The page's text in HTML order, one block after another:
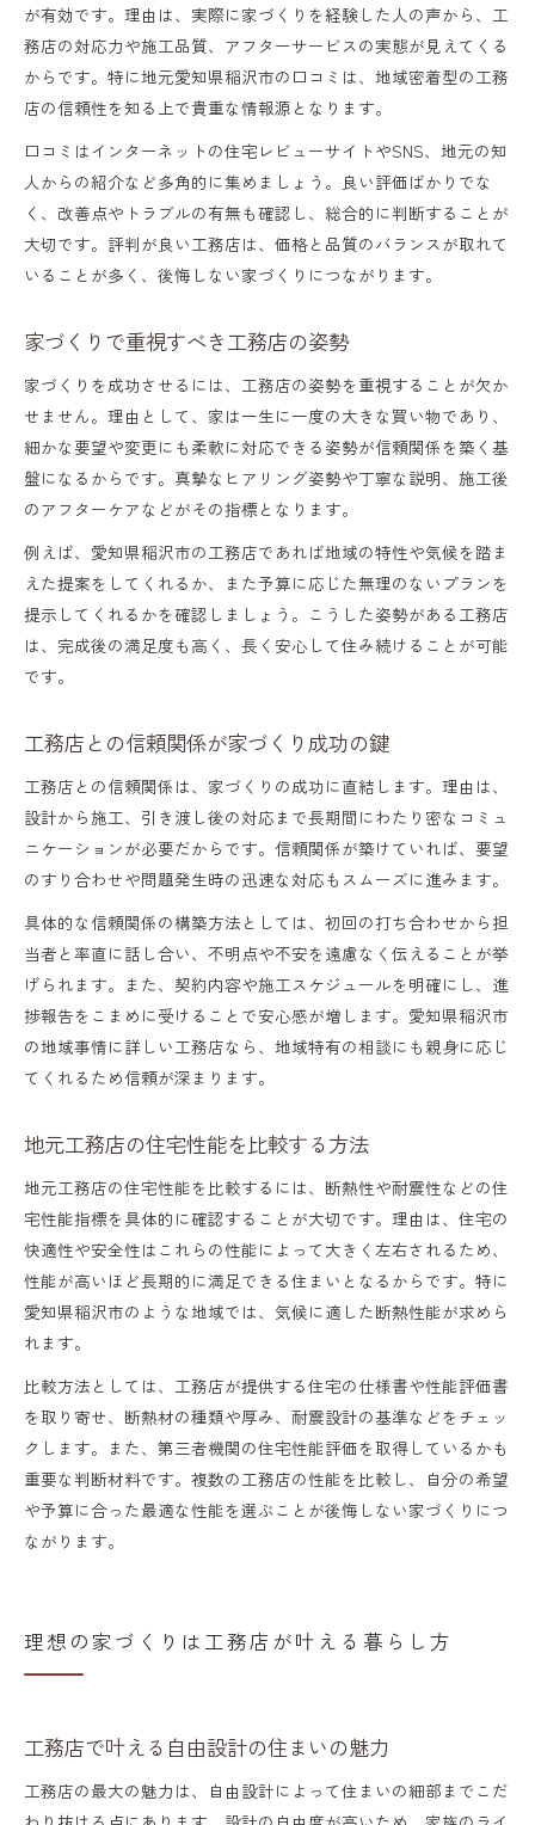
工務店の自由度と柔軟性が魅力の秘密
現役大工社長が監修する工務店の強み
工務店の注文住宅は品質と価格の両立が可
工務店ならではの細部までこだわる家づく
り
住宅性能とデザイン性を両立する工務店の魅力
デザイン性と機能性を備えた工務店住宅
工務店で高断熱・高耐震の家づくりを実現
工務店の提案力でオンリーワンの住まいへ
工務店住宅で美しさと快適さを両立する方
法
後悔しない工務店選定のためのポイント総まと
め
工務店選びで失敗しないための要点整理
工務店選定で抑えたい注意点を解説
工務店との打ち合わせで確認すべき事項
が有効です。理由は、実際に家づくりを経験した人の声から、工
務店の対応力や施工品質、アフターサービスの実態が見えてくる
からです。特に地元愛知県稲沢市の口コミは、地域密着型の工務
店の信頼性を知る上で貴重な情報源となります。
口コミはインターネットの住宅レビューサイトやSNS、地元の知
人からの紹介など多角的に集めましょう。良い評価ばかりでな
く、改善点やトラブルの有無も確認し、総合的に判断することが
大切です。評判が良い工務店は、価格と品質のバランスが取れて
いることが多く、後悔しない家づくりにつながります。
家づくりで重視すべき工務店の姿勢
家づくりを成功させるには、工務店の姿勢を重視することが欠か
せません。理由として、家は一生に一度の大きな買い物であり、
細かな要望や変更にも柔軟に対応できる姿勢が信頼関係を築く基
盤になるからです。真摯なヒアリング姿勢や丁寧な説明、施工後
のアフターケアなどがその指標となります。
例えば、愛知県稲沢市の工務店であれば地域の特性や気候を踏ま
えた提案をしてくれるか、また予算に応じた無理のないプランを
提示してくれるかを確認しましょう。こうした姿勢がある工務店
は、完成後の満足度も高く、長く安心して住み続けることが可能
です。
工務店との信頼関係が家づくり成功の鍵
工務店との信頼関係は、家づくりの成功に直結します。理由は、
設計から施工、引き渡し後の対応まで長期間にわたり密なコミュ
ニケーションが必要だからです。信頼関係が築けていれば、要望
のすり合わせや問題発生時の迅速な対応もスムーズに進みます。
具体的な信頼関係の構築方法としては、初回の打ち合わせから担
当者と率直に話し合い、不明点や不安を遠慮なく伝えることが挙
げられます。また、契約内容や施工スケジュールを明確にし、進
捗報告をこまめに受けることで安心感が増します。愛知県稲沢市
の地域事情に詳しい工務店なら、地域特有の相談にも親身に応じ
てくれるため信頼が深まります。
地元工務店の住宅性能を比較する方法
地元工務店の住宅性能を比較するには、断熱性や耐震性などの住
宅性能指標を具体的に確認することが大切です。理由は、住宅の
快適性や安全性はこれらの性能によって大きく左右されるため、
性能が高いほど長期的に満足できる住まいとなるからです。特に
愛知県稲沢市のような地域では、気候に適した断熱性能が求めら
れます。
比較方法としては、工務店が提供する住宅の仕様書や性能評価書
を取り寄せ、断熱材の種類や厚み、耐震設計の基準などをチェッ
クします。また、第三者機関の住宅性能評価を取得しているかも
重要な判断材料です。複数の工務店の性能を比較し、自分の希望
や予算に合った最適な性能を選ぶことが後悔しない家づくりにつ
ながります。
理想の家づくりは工務店が叶える暮らし方
工務店で叶える自由設計の住まいの魅力
工務店の最大の魅力は、自由設計によって住まいの細部までこだ